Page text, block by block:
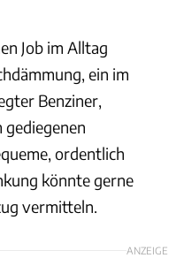
Job im Alltag
ein im
Benziner,
ordentlich
könnte gerne
vermitteln.
ANZEIGE